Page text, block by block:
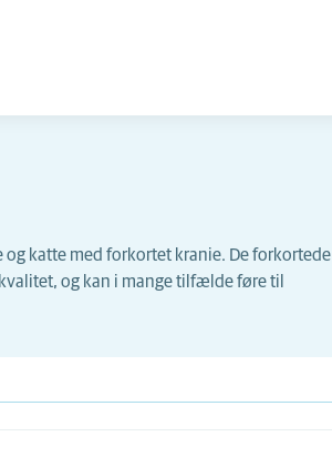
katte med forkortet kranie. De forkortede
og kan i mange tilfælde føre til